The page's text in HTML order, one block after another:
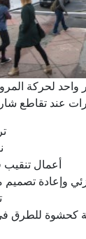
لحركة
عند تقاطع
أعمال تنقيب
وإعادة تصميم
كحشوة للطرق